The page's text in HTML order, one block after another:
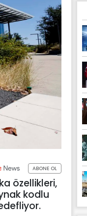
ABONE OL
özellikleri,
kodlu